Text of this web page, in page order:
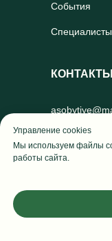
Управление cookies
Мы используем файлы
работы сайта.
КОНТАКТЫ
События
Специалисты
© Со-